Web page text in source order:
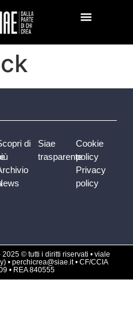
di
Siae
trasparente
Cookie
policy
Privacy
policy
© tutti i diritti riservati • viale
• perchicrea@siae.it • CF/CCIA
• REA 840555